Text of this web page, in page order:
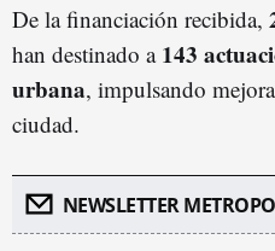
De la financiación recibida,
han destinado a 143
urbana, impulsando
ciudad.
NEWSLETTER